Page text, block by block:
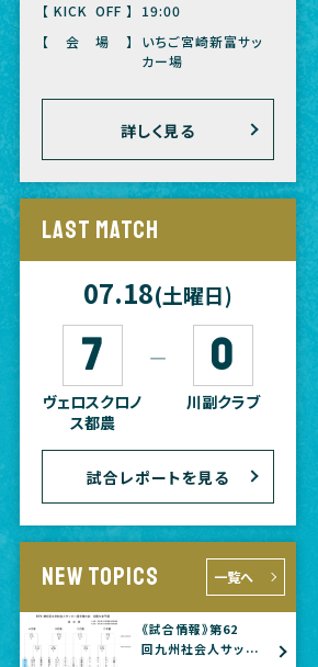
【KICK OFF】
19:00
【会場】
いちご宮崎新富サッ
カー場
詳しく見る
LAST MATCH
07.18(土曜日)
7
ヴェロスクロノ
ス都農
― 0
川副クラブ
試合レポートを見る
NEW TOPICS 一覧へ
《試合情報》第62
回九州社会人サッ